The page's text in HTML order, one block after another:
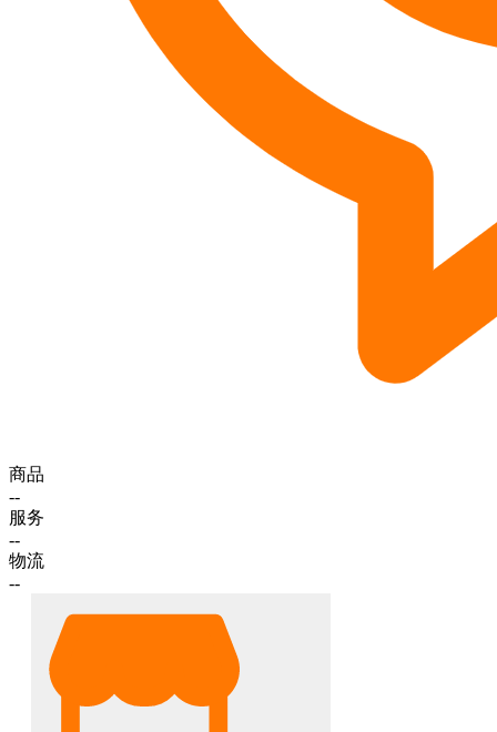
商品
--
服务
--
物流
--